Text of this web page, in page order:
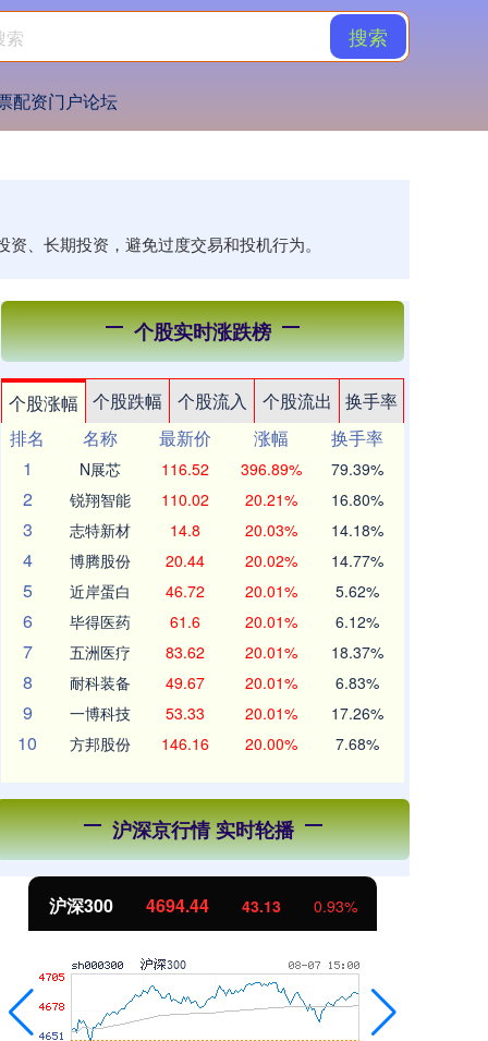
搜索
配资门户论坛
、长期投资，避免过度交易和投机行为。
个股实时涨跌榜
个股涨幅 个股跌幅 个股流入 个股流出
换手率
排名
名称 最新价 涨幅
换手率
1
N展芯 116.52 396.89% 79.39%
2 锐翔智能 110.02 20.21% 16.80%
3 志特新材 14.8 20.03% 14.18%
4 博腾股份 20.44 20.02% 14.77%
5 近岸蛋白 46.72 20.01% 5.62%
6 毕得医药 61.6 20.01% 6.12%
7 五洲医疗 83.62 20.01% 18.37%
8 耐科装备 49.67 20.01% 6.83%
9 一博科技 53.33 20.01% 17.26%
10 方邦股份 146.16 20.00% 7.68%
沪深京行情 实时轮播
沪深300 4694.44 43.13 0.93%